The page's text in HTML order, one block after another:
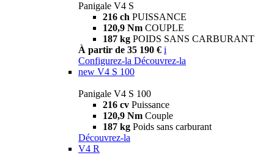
Panigale V4 S
216 ch PUISSANCE
120,9 Nm COUPLE
187 kg POIDS SANS CARBURANT
À partir de 35 190 € i
Configurez-la Découvrez-la
new V4 S 100
Panigale V4 S 100
216 cv Puissance
120,9 Nm Couple
187 kg Poids sans carburant
Découvrez-la
V4 R